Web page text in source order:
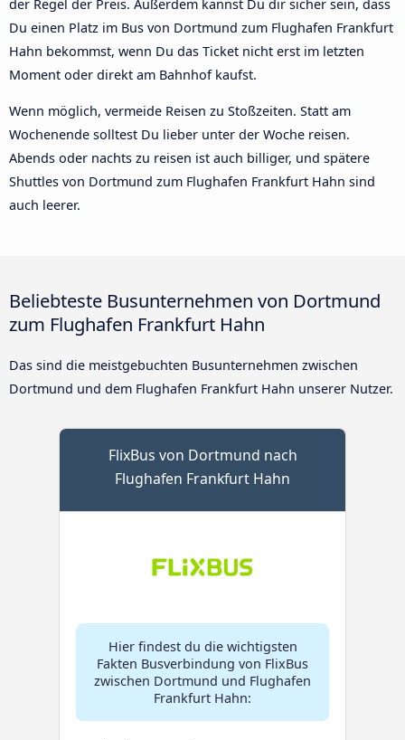
der Regel der Preis. Außerdem kannst Du dir sicher sein, dass
Du einen Platz im Bus von Dortmund zum Flughafen Frankfurt
Hahn bekommst, wenn Du das Ticket nicht erst im letzten
Moment oder direkt am Bahnhof kaufst.
Wenn möglich, vermeide Reisen zu Stoßzeiten. Statt am
Wochenende solltest Du lieber unter der Woche reisen.
Abends oder nachts zu reisen ist auch billiger, und spätere
Shuttles von Dortmund zum Flughafen Frankfurt Hahn sind
auch leerer.
Beliebteste Busunternehmen von Dortmund
zum Flughafen Frankfurt Hahn
Das sind die meistgebuchten Busunternehmen zwischen
Dortmund und dem Flughafen Frankfurt Hahn unserer Nutzer.
FlixBus von Dortmund nach
Flughafen Frankfurt Hahn
Hier findest du die wichtigsten
Fakten Busverbindung von FlixBus
zwischen Dortmund und Flughafen
Frankfurt Hahn: